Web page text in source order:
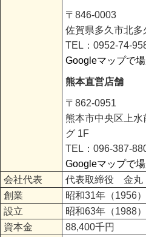
〒846-0003
佐賀県多久市北
TEL：0952-74-
Googleマップで
熊本直営店舗
〒862-0951
熊本市中央区上
グ 1F
TEL：096-387-
Googleマップで
会社代表
代表取締役 金
創業
昭和31年（1956
設立
昭和63年（1988
資本金
88,400千円